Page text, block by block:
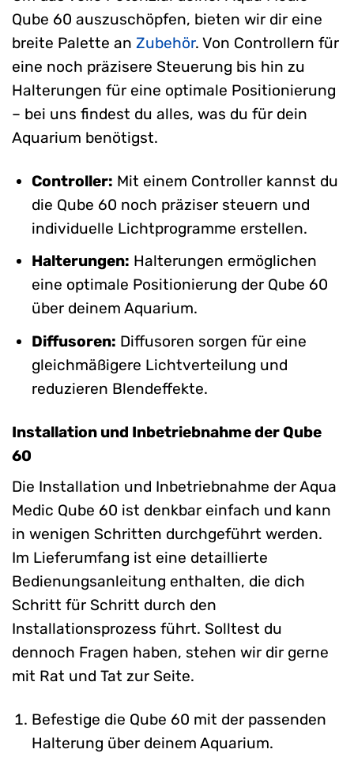
Qube 60 auszuschöpfen, bieten wir dir eine
breite Palette an Zubehör. Von Controllern für
eine noch präzisere Steuerung bis hin zu
Halterungen für eine optimale Positionierung
– bei uns findest du alles, was du für dein
Aquarium benötigst.
Controller: Mit einem Controller kannst du
die Qube 60 noch präziser steuern und
individuelle Lichtprogramme erstellen.
Halterungen: Halterungen ermöglichen
eine optimale Positionierung der Qube 60
über deinem Aquarium.
Diffusoren: Diffusoren sorgen für eine
gleichmäßigere Lichtverteilung und
reduzieren Blendeffekte.
Installation und Inbetriebnahme der Qube
60
Die Installation und Inbetriebnahme der Aqua
Medic Qube 60 ist denkbar einfach und kann
in wenigen Schritten durchgeführt werden.
Im Lieferumfang ist eine detaillierte
Bedienungsanleitung enthalten, die dich
Schritt für Schritt durch den
Installationsprozess führt. Solltest du
dennoch Fragen haben, stehen wir dir gerne
mit Rat und Tat zur Seite.
Befestige die Qube 60 mit der passenden
Halterung über deinem Aquarium.